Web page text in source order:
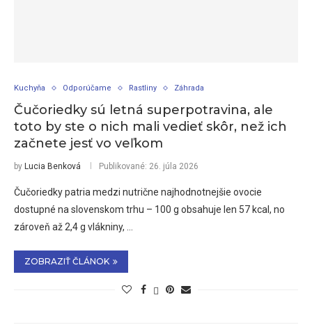
Kuchyňa Odporúčame Rastliny Záhrada
Čučoriedky sú letná superpotravina, ale
toto by ste o nich mali vedieť skôr, než ich
začnete jesť vo veľkom
by Lucia Benková Publikované: 26. júla 2026
Čučoriedky patria medzi nutrične najhodnotnejšie ovocie
dostupné na slovenskom trhu – 100 g obsahuje len 57 kcal, no
zároveň až 2,4 g vlákniny, …
ZOBRAZIŤ ČLÁNOK